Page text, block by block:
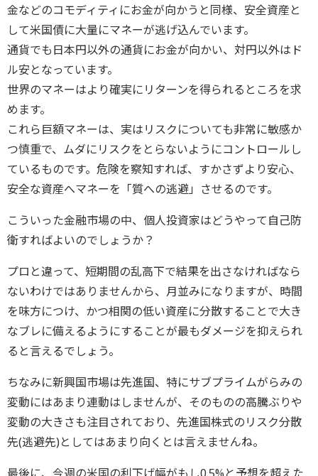
金などのコモディティにお金が向かうと同様、安全資産と
して米国債に大量にマネーが逃げ込んでいます。
通貨でも日本円以外の通貨にお金が向かい、対円以外はド
ル安となっています。
世界のマネーはより確実にリターンを得られるところを求
めます。
これら巨額マネーは、実はリスクについても非常に敏感か
つ慎重で、ムダにリスクをとらないようにコントロールし
ているものです。危険を察知すれば、すかさずより安心、
安全な資産へマネーを「質への逃避」させるのです。
こういった金融市場の中、個人投資家はどうやって自己防
衛すればよいのでしょうか？
プロと違って、短期間の乱高下で結果を出さなければなら
ないわけではありませんから、月並みになりますが、時間
を味方につけ、かつ相関の低い資産に分散することで大き
なブレに備えるようにすることが最もダメージを抑えられ
ると言えるでしょう。
ちなみに新興国市場は先進国、特にサブプライムがらみの
変動にはあまり連動はしませんが、そのものの高騰ぶりや
変動の大きさも注目されており、先進国株式のリスク分散
先(逃避先)としてはあまり向くとは言えませんね。